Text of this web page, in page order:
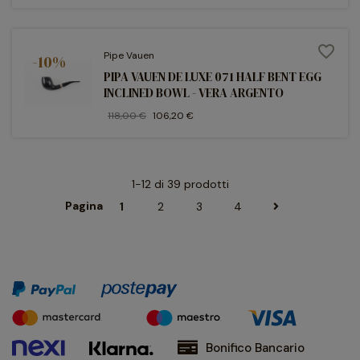
-10% Pipe Vauen
PIPA VAUEN DE LUXE 071 HALF BENT EGG
INCLINED BOWL - VERA ARGENTO
118,00 € 106,20 €
favorite_border
1-12 di 39 prodotti
Pagina
1 2 3 4
Bonifico Bancario